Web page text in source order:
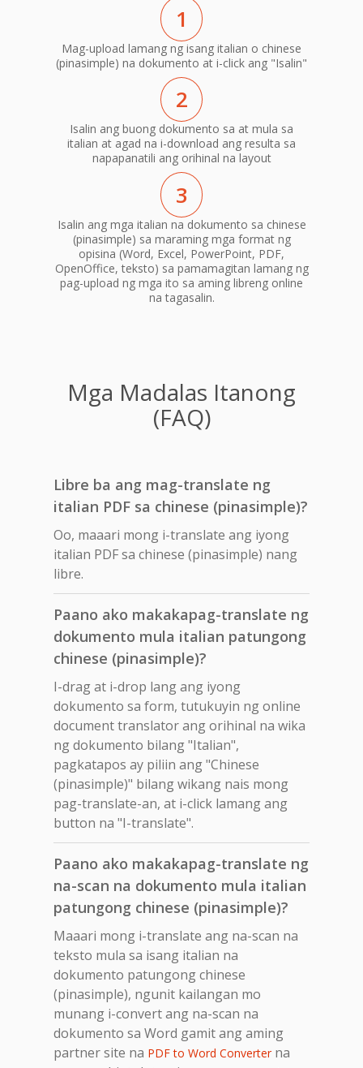
1
Mag-upload lamang ng isang italian o chinese
(pinasimple) na dokumento at i-click ang "Isalin"
2
Isalin ang buong dokumento sa at mula sa
italian at agad na i-download ang resulta sa
napapanatili ang orihinal na layout
3
Isalin ang mga italian na dokumento sa chinese
(pinasimple) sa maraming mga format ng
opisina (Word, Excel, PowerPoint, PDF,
OpenOffice, teksto) sa pamamagitan lamang ng
pag-upload ng mga ito sa aming libreng online
na tagasalin.
Mga Madalas Itanong
(FAQ)
Libre ba ang mag-translate ng
italian PDF sa chinese (pinasimple)?
Oo, maaari mong i-translate ang iyong
italian PDF sa chinese (pinasimple) nang
libre.
Paano ako makakapag-translate ng
dokumento mula italian patungong
chinese (pinasimple)?
I-drag at i-drop lang ang iyong
dokumento sa form, tutukuyin ng online
document translator ang orihinal na wika
ng dokumento bilang "Italian",
pagkatapos ay piliin ang "Chinese
(pinasimple)" bilang wikang nais mong
pag-translate-an, at i-click lamang ang
button na "I-translate".
Paano ako makakapag-translate ng
na-scan na dokumento mula italian
patungong chinese (pinasimple)?
Maaari mong i-translate ang na-scan na
teksto mula sa isang italian na
dokumento patungong chinese
(pinasimple), ngunit kailangan mo
munang i-convert ang na-scan na
dokumento sa Word gamit ang aming
partner site na PDF to Word Converterna